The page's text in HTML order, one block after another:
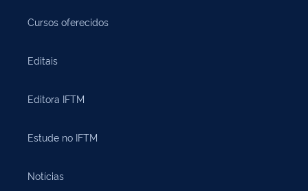
Cursos oferecidos
Editais
Editora IFTM
Estude no IFTM
Notícias